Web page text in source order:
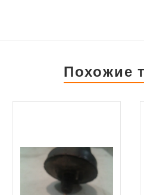
Похожие